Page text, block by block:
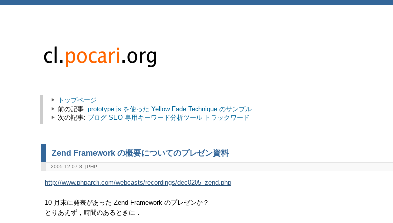
トップページ
前の記事: prototype.js を使った Yellow Fade Technique のサンプル
次の記事: ブログ SEO 専用キーワード分析ツール トラックワード
Zend Framework の概要についてのプレゼン資料
2005-12-07-8: [PHP]
http://www.phparch.com/webcasts/recordings/dec0205_zend.php
10 月末に発表があった Zend Framework のプレゼンか？
とりあえず，時間のあるときに．